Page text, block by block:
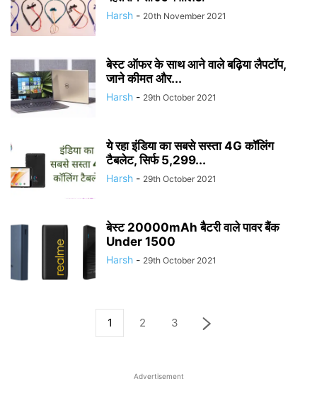
Harsh - 20th November 2021
बेस्ट ऑफर के साथ आने वाले बढ़िया लैपटॉप,
जाने कीमत और...
Harsh - 29th October 2021
ये रहा इंडिया का सबसे सस्ता 4G कॉलिंग
टैबलेट, सिर्फ 5,299...
Harsh - 29th October 2021
बेस्ट 20000mAh बैटरी वाले पावर बैंक
Under 1500
Harsh - 29th October 2021
1 2 3
Advertisement